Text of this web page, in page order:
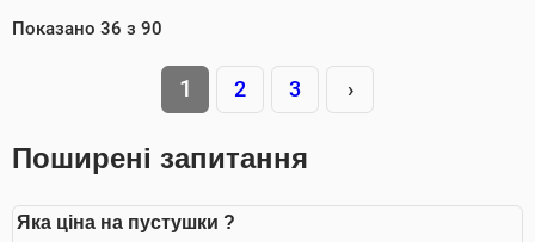
Показано 36 з 90
1 2 3 ›
Поширені запитання
Яка ціна на пустушки ?